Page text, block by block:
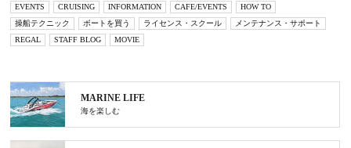
EVENTS
CRUISING INFORMATION CAFE/EVENTS
HOW TO
操船テクニック
ボートを買う ライセンス・スクール
メンテナンス・サポート
REGAL
STAFF BLOG MOVIE
MARINE LIFE
海を楽しむ